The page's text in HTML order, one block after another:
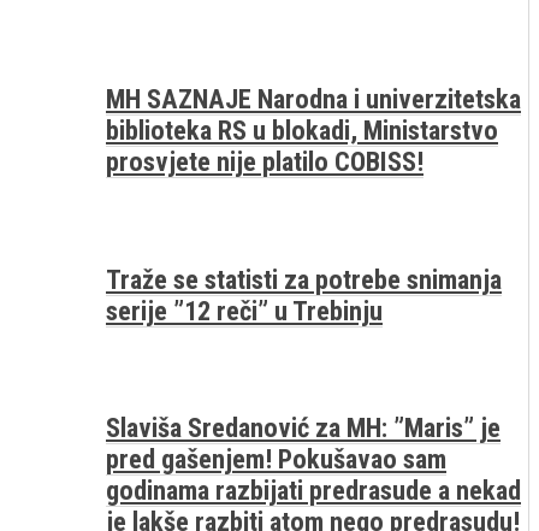
MH SAZNAJE Narodna i univerzitetska
biblioteka RS u blokadi, Ministarstvo
prosvjete nije platilo COBISS!
Traže se statisti za potrebe snimanja
serije ”12 reči” u Trebinju
Slaviša Sredanović za MH: ”Maris” je
pred gašenjem! Pokušavao sam
godinama razbijati predrasude a nekad
je lakše razbiti atom nego predrasudu!